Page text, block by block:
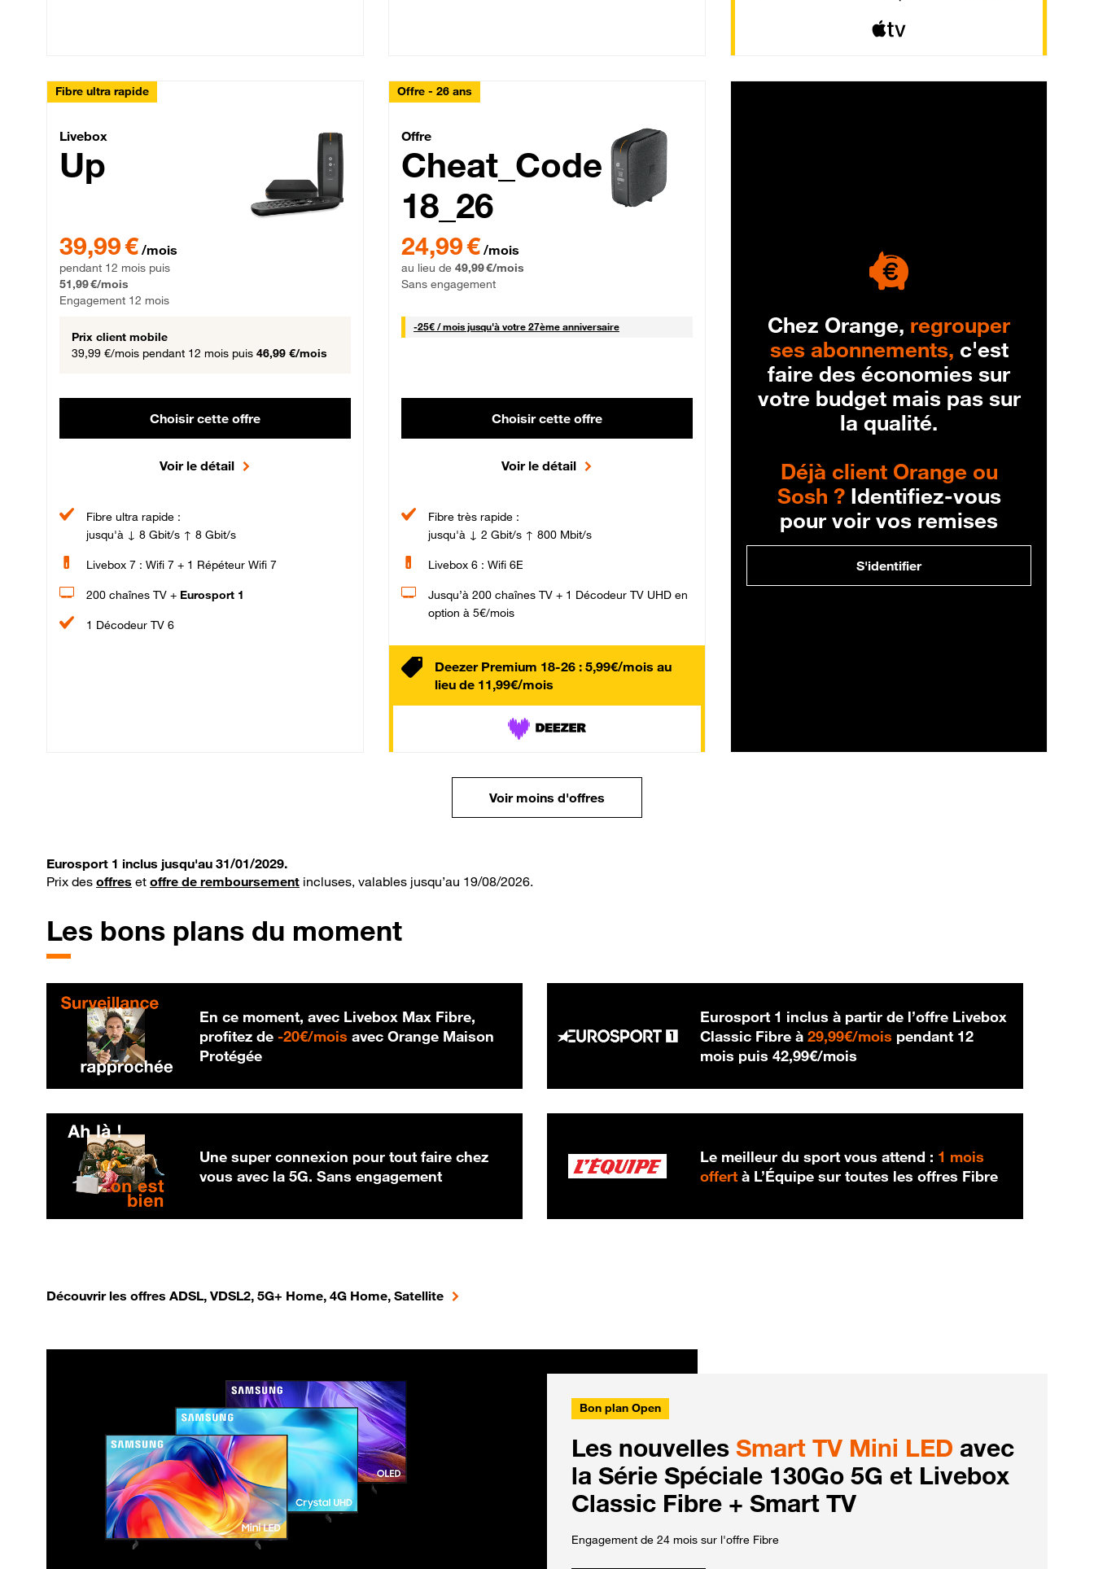
Fibre ultra rapide
Livebox Up Fibre
Livebox
Up
39,99 € /mois
pendant 12 mois puis
51,99 €/mois
Engagement 12 mois
Prix client mobile
39,99 €/mois pendant 12 mois puis 46,99 €/mois
Choisir cette offre
Voir le détail
Fibre ultra rapide :
jusqu'à ↓ 8 Gbit/s ↑ 8 Gbit/s
Livebox 7 : Wifi 7 + 1 Répéteur Wifi 7
200 chaînes TV + Eurosport 1
1 Décodeur TV 6
Offre - 26 ans
Cheat_Code Fibre_18_26
Offre
Cheat_Code
18_26
24,99 € /mois
au lieu de 49,99 €/mois
Sans engagement
-25€ / mois25 € par mois
jusqu'à votre 27ème anniversaire
Choisir cette offre
Voir le détail
Fibre très rapide :
jusqu'à ↓ 2 Gbit/s ↑ 800 Mbit/s
Livebox 6 : Wifi 6E
Jusqu’à 200 chaînes TV + 1 Décodeur TV UHD en
option à 5€/mois
Deezer Premium 18-26 : 5,99€/mois au
lieu de 11,99€/mois
Chez Orange, regrouper
ses abonnements, c'est
faire des économies sur
votre budget mais pas sur
la qualité.
Déjà client Orange ou
Sosh ?Identifiez-vous
pour voir vos remises
S'identifier
Voir moins d'offres
Eurosport 1 inclus jusqu'au 31/01/2029.
Prix des offres et offre de remboursement incluses, valables jusqu’au 19/08/2026.
Les bons plans du moment
En ce moment, avec Livebox Max Fibre,
profitez de -20€/mois 20 € par mois
avec Orange Maison
Protégée
Eurosport 1 inclus à partir de l’offre Livebox
Classic Fibre à29,99€/mois 29,99 € par mois
pendant 12
mois puis42,99€/mois
Une super connexion pour tout faire chez
vous avec la 5G. Sans engagement
Le meilleur du sport vous attend : 1 mois
offert à L’Équipe sur toutes les offres Fibre
Découvrir les offres ADSL, VDSL2, 5G+ Home, 4G Home, Satellite
Bon plan Open
Les nouvelles Smart TV Mini LED avec
la Série Spéciale 130Go 5G et Livebox
Classic Fibre + Smart TV
Engagement de 24 mois sur l'offre Fibre